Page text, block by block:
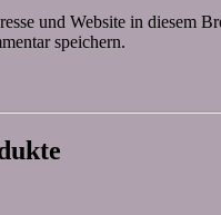
und Website in diesem
speichern.